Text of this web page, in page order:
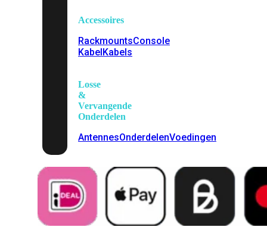
Accessoires
RackmountsConsole
KabelKabels
Losse
&
Vervangende
Onderdelen
AntennesOnderdelenVoedingen